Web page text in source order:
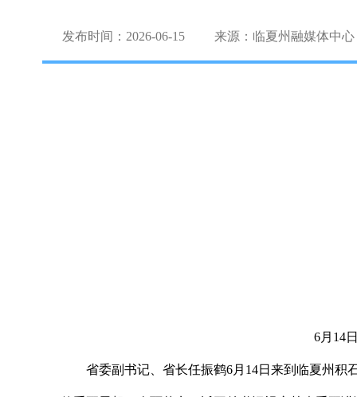
发布时间：2026-06-15 来源：临夏州融媒体中心
6月14
省委副书记、省长任振鹤6月14日来到临夏州